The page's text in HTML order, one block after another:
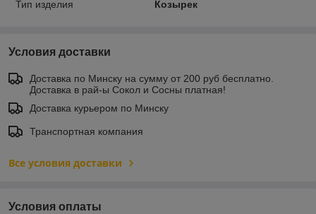
Тип изделия Козырек
Условия доставки
Доставка по Минску на сумму от 200 руб бесплатно.
Доставка в рай-ы Сокол и Сосны платная!
Доставка курьером по Минску
Транспортная компания
Все условия доставки
Условия оплаты